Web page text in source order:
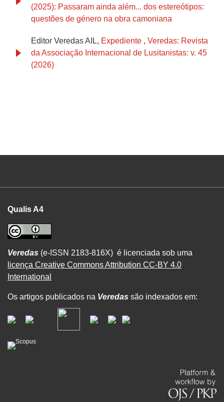
(2025): Passaram ainda além... dos estereótipos:
questões de género na obra camoniana
Editor Veredas AIL, Expediente , Veredas: Revista
da Associação Internacional de Lusitanistas: v. 45
(2026)
Qualis A4
Veredas (e-ISSN 2183-816X) é licenciada sob uma
licença Creative Commons Attribution CC-BY 4.0
International
Os artigos publicados na Veredas são indexados em: